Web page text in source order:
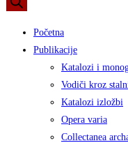
Početna
Publikacije
Katalozi i
Vodiči kroz
Katalozi izložbi
Opera varia
Collectanea